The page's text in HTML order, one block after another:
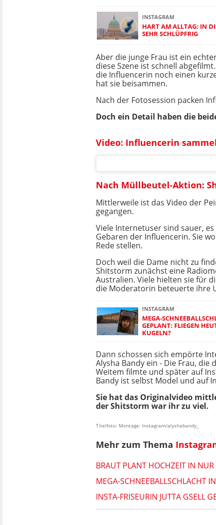
INSTAGRAM
HART AM ALLTAG: IN
SEHR SCHLÜPFRIG
Aber die junge Frau ist ein
diese Szene ist schnell
die Influencerin noch einen
hat sie beisammen.
Nach der Fotosession packen
Doch ein Detail haben die
Video: Influencerin
Nach Müllbeutel-Aktion:
Mittlerweile ist das Video der
gegangen.
Viele Internetuser sind sauer,
Gebaren der Influencerin. Sie
Rede stellen.
Doch weil die Dame nicht zu
Shitstorm zunächst eine
Australien. Viele hielten sie für
die Moderatorin beteuerte ihre
INSTAGRAM
MEGA-
GEPLANT: FLIEGEN
KUGELN?
Dann schossen sich empörte
Alysha Bandy ein - Die Frau, die
Weitem filmte und später auf
Bandy ist selbst Model und auf
Sie hat das Originalvideo
der Shitstorm war ihr zu viel.
Titelfoto: Montage: Instagram/alyshabandy_
Mehr zum Thema
BRAUT PLANT HOCHZEIT IN
MEGA-SCHNEEBALLSCHLACHT
INSTA-FRISEURIN JUTTA GSELL